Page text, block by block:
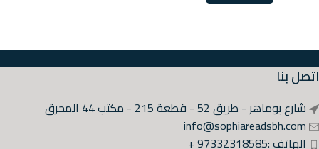
اتصل بنا
شارع بوماهر - طريق 52 - قطعة 215 - مكتب 44 المحرق
info@sophiareadsbh.com
الهاتف :97332318585 +